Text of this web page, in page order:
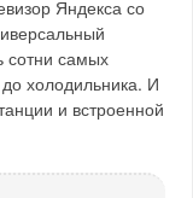
Яндекса со
сотни самых
холодильника. И
и встроенной